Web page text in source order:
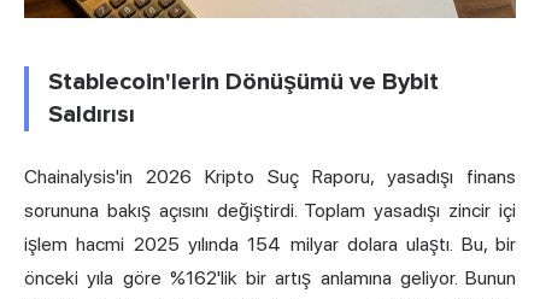
Stablecoin'lerin Dönüşümü ve Bybit
Saldırısı
Chainalysis'in 2026 Kripto Suç Raporu, yasadışı finans
sorununa bakış açısını değiştirdi. Toplam yasadışı zincir içi
işlem hacmi 2025 yılında 154 milyar dolara ulaştı. Bu, bir
önceki yıla göre %162'lik bir artış anlamına geliyor. Bunun